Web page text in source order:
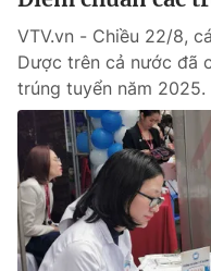
VTV.vn - Chiều 22/8,
Dược trên cả nước đã
trúng tuyển năm 2025.